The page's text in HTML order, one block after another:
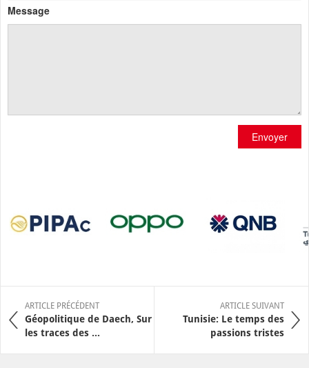
Message
Envoyer
ARTICLE PRÉCÉDENT
Géopolitique de Daech, Sur
les traces des ...
ARTICLE SUIVANT
Tunisie: Le temps des
passions tristes